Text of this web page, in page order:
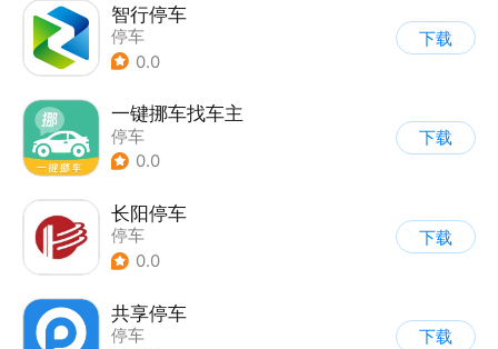
智行停车
停车
0.0
下载
一键挪车找车主
停车
0.0
下载
长阳停车
停车
0.0
下载
共享停车
停车
下载